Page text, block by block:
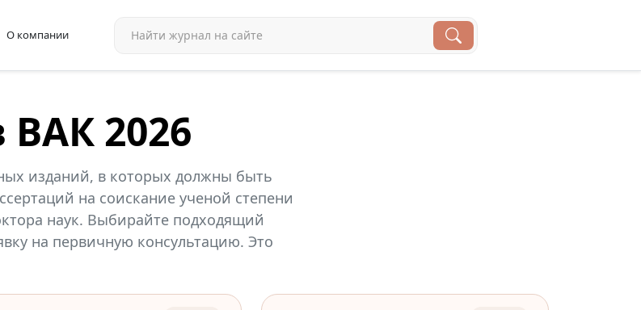
О компании
2026
изданий, в которых должны быть
на соискание ученой степени
наук. Выбирайте подходящий
на первичную консультацию. Это